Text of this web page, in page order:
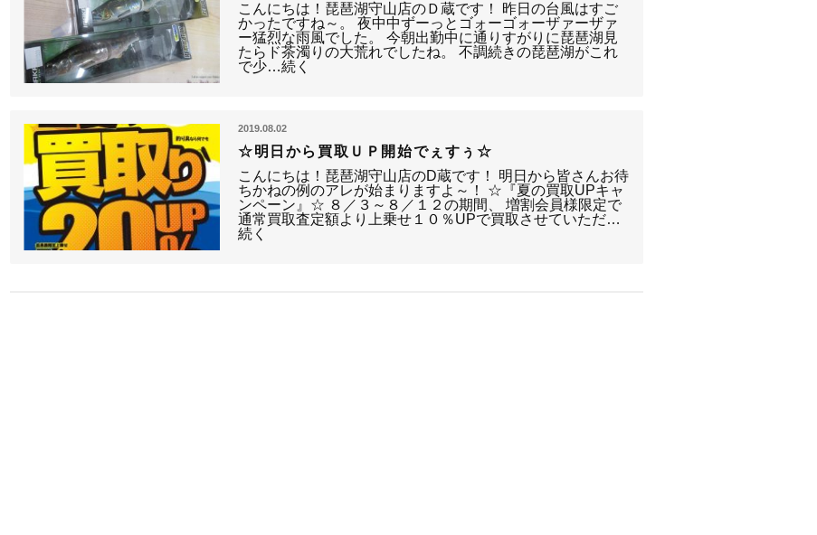
こんにちは！琵琶湖守山店のＤ蔵です！ 昨日の台風はすご
かったですね～。 夜中中ずーっとゴォーゴォーザァーザァ
ー猛烈な雨風でした。 今朝出勤中に通りすがりに琵琶湖見
たらド茶濁りの大荒れでしたね。 不調続きの琵琶湖がこれ
で少…続く
2019.08.02
☆明日から買取ＵＰ開始でぇすぅ☆
こんにちは！琵琶湖守山店のD蔵です！ 明日から皆さんお待
ちかねの例のアレが始まりますよ～！ ☆『夏の買取UPキャ
ンペーン』☆ ８／３～８／１２の期間、 増割会員様限定で
通常買取査定額より上乗せ１０％UPで買取させていただ…
続く